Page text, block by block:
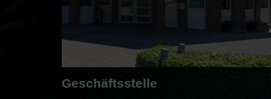
Geschäftsstelle